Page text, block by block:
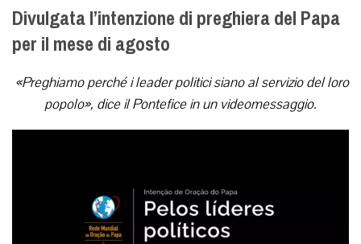
Divulgata l’intenzione di preghiera del Papa
per il mese di agosto
«Preghiamo perché i leader politici siano al servizio del loro
popolo», dice il Pontefice in un videomessaggio.